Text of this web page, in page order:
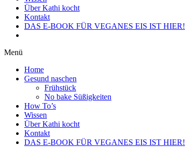
Über Kathi kocht
Kontakt
DAS E-BOOK FÜR VEGANES EIS IST HIER!
Menü
Home
Gesund naschen
Frühstück
No bake Süßigkeiten
How To’s
Wissen
Über Kathi kocht
Kontakt
DAS E-BOOK FÜR VEGANES EIS IST HIER!